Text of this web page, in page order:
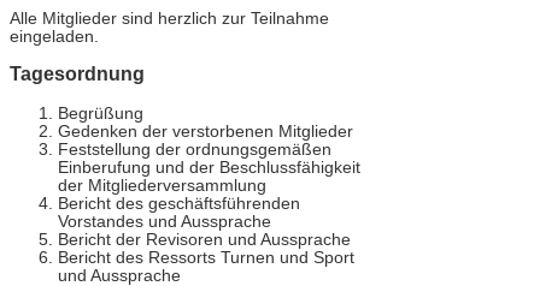
Alle Mitglieder sind herzlich zur Teilnahme
eingeladen.
Tagesordnung
Begrüßung
Gedenken der verstorbenen Mitglieder
Feststellung der ordnungsgemäßen
Einberufung und der Beschlussfähigkeit
der Mitgliederversammlung
Bericht des geschäftsführenden
Vorstandes und Aussprache
Bericht der Revisoren und Aussprache
Bericht des Ressorts Turnen und Sport
und Aussprache